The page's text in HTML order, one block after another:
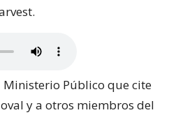
Público que cite
y a otros miembros del